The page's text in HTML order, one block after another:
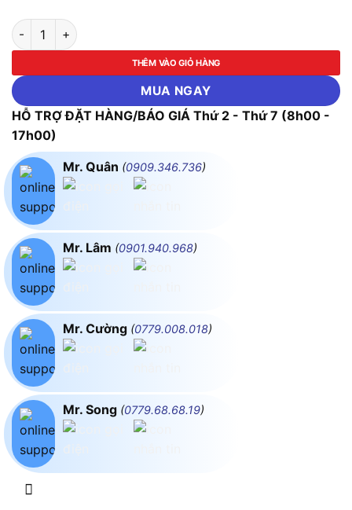
Máy bơm ly tâm trục ngang CNP ZS65-50-200/11 số lượng
THÊM VÀO GIỎ HÀNG
MUA NGAY
HỖ TRỢ ĐẶT HÀNG/BÁO GIÁ Thứ 2 - Thứ 7 (8h00 -
17h00)
Mr. Quân (0909.346.736)
Mr. Lâm (0901.940.968)
Mr. Cường (0779.008.018)
Mr. Song (0779.68.68.19)